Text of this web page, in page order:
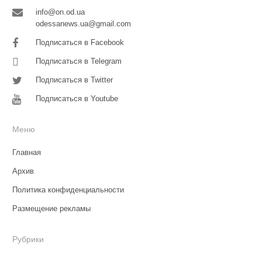
info@on.od.ua
odessanews.ua@gmail.com
Подписаться в Facebook
Подписаться в Telegram
Подписаться в Twitter
Подписаться в Youtube
Меню
Главная
Архив
Политика конфиденциальности
Размещение рекламы
Рубрики